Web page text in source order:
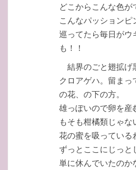
どこからこんな色が
こんなパッション
巡ってたら毎日がウ
も！！
結界のごと翅拡
クロアゲハ。留まっ
の花、の下の方。
雄っぽいので卵を産
もそも柑橘類じゃな
花の蜜を吸っている
ずっとここにじっと
単に休んでいたのか